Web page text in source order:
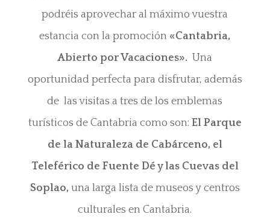
podréis aprovechar al máximo vuestra
estancia con la promoción «Cantabria,
Abierto por Vacaciones». Una
oportunidad perfecta para disfrutar, además
de las visitas a tres de los emblemas
turísticos de Cantabria como son: El Parque
de la Naturaleza de Cabárceno, el
Teleférico de Fuente Dé y las Cuevas del
Soplao, una larga lista de museos y centros
culturales en Cantabria.